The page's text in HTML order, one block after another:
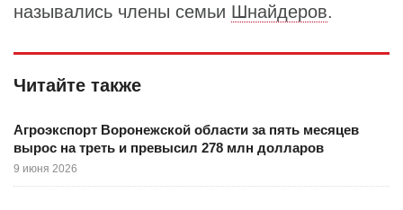
назывались члены семьи Шнайдеров.
Читайте также
Агроэкспорт Воронежской области за пять месяцев
вырос на треть и превысил 278 млн долларов
9 июня 2026